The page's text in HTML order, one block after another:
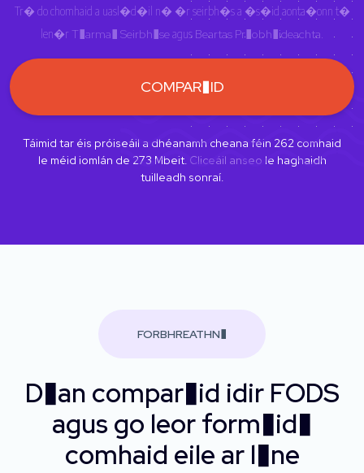
Tr� do chomhaid a uasl�d�il n� �r seirbh�s a �s�id aonta�onn t�
len�r T�arma� Seirbh�seagus Beartas Pr�obh�ideachta
COMPAR�ID
Táimid tar éis próiseáil a dhéanamh cheana féin 262 comhaid
le méid iomlán de 273 Mbeit. Cliceáil anseo le haghaidh
tuilleadh sonraí.
FORBHREATHN�
D�an compar�id idir FODS
agus go leor form�id�
comhaid eile ar l�ne